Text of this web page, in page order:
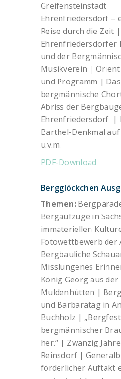
Greifensteinstadt
Ehrenfriedersdorf –
Reise durch die Zeit
Ehrenfriedersdorfer
und der
Musikverein |
und Programm | Das
bergmännische
Abriss der
Ehrenfriedersdorf |
Barthel-Denkmal
u.v.m.
PDF-Download
Bergglöckchen
Themen:
Bergaufzüge in
immateriellen
Fotowettbewerb der
Bergbauliche
Misslungenes
König Georg aus der
Muldenhütten |
und Barbaratag in
Buchholz |
bergmännischer
her.“ | Zwanzig
Reinsdorf |
förderlicher Auftakt